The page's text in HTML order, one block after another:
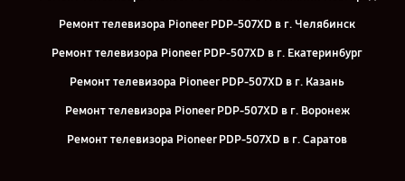
Ремонт телевизора Pioneer PDP-507XD в г. Челябинск
Ремонт телевизора Pioneer PDP-507XD в г. Екатеринбург
Ремонт телевизора Pioneer PDP-507XD в г. Казань
Ремонт телевизора Pioneer PDP-507XD в г. Воронеж
Ремонт телевизора Pioneer PDP-507XD в г. Саратов